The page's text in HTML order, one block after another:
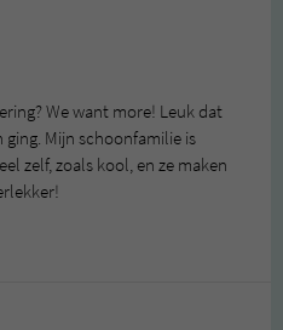
We want more! Leuk dat
Mijn schoonfamilie is
zelf, zoals kool, en ze maken